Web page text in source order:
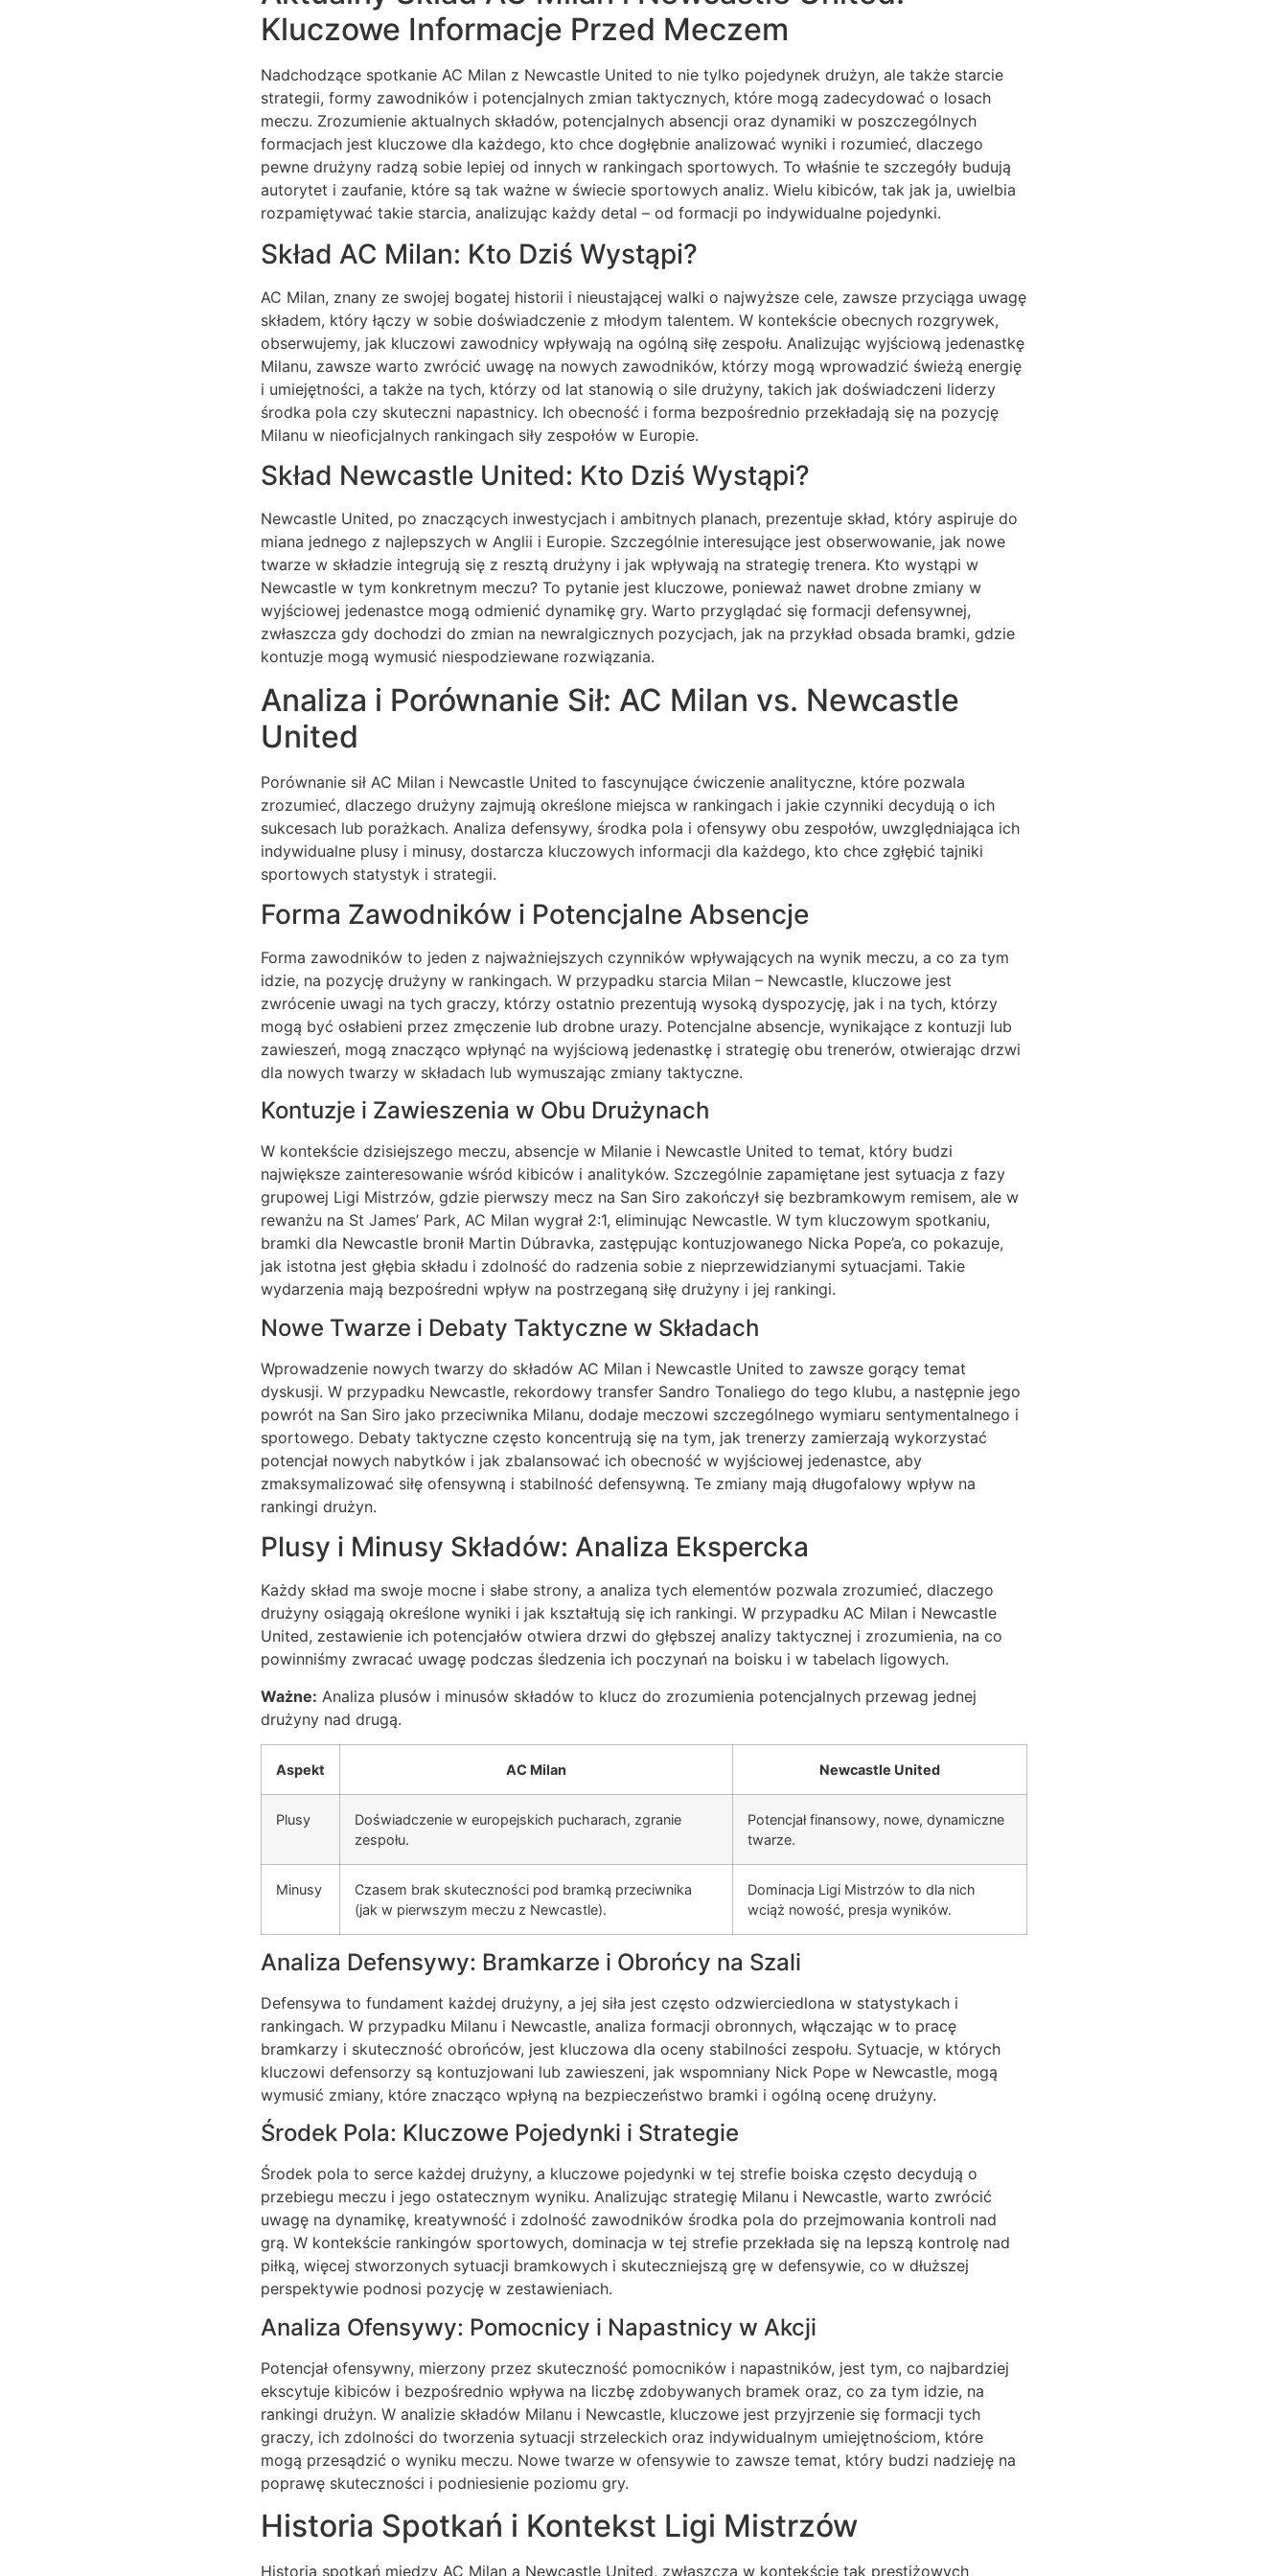
Kluczowe Informacje Przed Meczem
Nadchodzące spotkanie AC Milan z Newcastle United to nie tylko pojedynek drużyn, ale także starcie
strategii, formy zawodników i potencjalnych zmian taktycznych, które mogą zadecydować o losach
meczu. Zrozumienie aktualnych składów, potencjalnych absencji oraz dynamiki w poszczególnych
formacjach jest kluczowe dla każdego, kto chce dogłębnie analizować wyniki i rozumieć, dlaczego
pewne drużyny radzą sobie lepiej od innych w rankingach sportowych. To właśnie te szczegóły budują
autorytet i zaufanie, które są tak ważne w świecie sportowych analiz. Wielu kibiców, tak jak ja, uwielbia
rozpamiętywać takie starcia, analizując każdy detal – od formacji po indywidualne pojedynki.
Skład AC Milan: Kto Dziś Wystąpi?
AC Milan, znany ze swojej bogatej historii i nieustającej walki o najwyższe cele, zawsze przyciąga uwagę
składem, który łączy w sobie doświadczenie z młodym talentem. W kontekście obecnych rozgrywek,
obserwujemy, jak kluczowi zawodnicy wpływają na ogólną siłę zespołu. Analizując wyjściową jedenastkę
Milanu, zawsze warto zwrócić uwagę na nowych zawodników, którzy mogą wprowadzić świeżą energię
i umiejętności, a także na tych, którzy od lat stanowią o sile drużyny, takich jak doświadczeni liderzy
środka pola czy skuteczni napastnicy. Ich obecność i forma bezpośrednio przekładają się na pozycję
Milanu w nieoficjalnych rankingach siły zespołów w Europie.
Skład Newcastle United: Kto Dziś Wystąpi?
Newcastle United, po znaczących inwestycjach i ambitnych planach, prezentuje skład, który aspiruje do
miana jednego z najlepszych w Anglii i Europie. Szczególnie interesujące jest obserwowanie, jak nowe
twarze w składzie integrują się z resztą drużyny i jak wpływają na strategię trenera. Kto wystąpi w
Newcastle w tym konkretnym meczu? To pytanie jest kluczowe, ponieważ nawet drobne zmiany w
wyjściowej jedenastce mogą odmienić dynamikę gry. Warto przyglądać się formacji defensywnej,
zwłaszcza gdy dochodzi do zmian na newralgicznych pozycjach, jak na przykład obsada bramki, gdzie
kontuzje mogą wymusić niespodziewane rozwiązania.
Analiza i Porównanie Sił: AC Milan vs. Newcastle
United
Porównanie sił AC Milan i Newcastle United to fascynujące ćwiczenie analityczne, które pozwala
zrozumieć, dlaczego drużyny zajmują określone miejsca w rankingach i jakie czynniki decydują o ich
sukcesach lub porażkach. Analiza defensywy, środka pola i ofensywy obu zespołów, uwzględniająca ich
indywidualne plusy i minusy, dostarcza kluczowych informacji dla każdego, kto chce zgłębić tajniki
sportowych statystyk i strategii.
Forma Zawodników i Potencjalne Absencje
Forma zawodników to jeden z najważniejszych czynników wpływających na wynik meczu, a co za tym
idzie, na pozycję drużyny w rankingach. W przypadku starcia Milan – Newcastle, kluczowe jest
zwrócenie uwagi na tych graczy, którzy ostatnio prezentują wysoką dyspozycję, jak i na tych, którzy
mogą być osłabieni przez zmęczenie lub drobne urazy. Potencjalne absencje, wynikające z kontuzji lub
zawieszeń, mogą znacząco wpłynąć na wyjściową jedenastkę i strategię obu trenerów, otwierając drzwi
dla nowych twarzy w składach lub wymuszając zmiany taktyczne.
Kontuzje i Zawieszenia w Obu Drużynach
W kontekście dzisiejszego meczu, absencje w Milanie i Newcastle United to temat, który budzi
największe zainteresowanie wśród kibiców i analityków. Szczególnie zapamiętane jest sytuacja z fazy
grupowej Ligi Mistrzów, gdzie pierwszy mecz na San Siro zakończył się bezbramkowym remisem, ale w
rewanżu na St James’ Park, AC Milan wygrał 2:1, eliminując Newcastle. W tym kluczowym spotkaniu,
bramki dla Newcastle bronił Martin Dúbravka, zastępując kontuzjowanego Nicka Pope’a, co pokazuje,
jak istotna jest głębia składu i zdolność do radzenia sobie z nieprzewidzianymi sytuacjami. Takie
wydarzenia mają bezpośredni wpływ na postrzeganą siłę drużyny i jej rankingi.
Nowe Twarze i Debaty Taktyczne w Składach
Wprowadzenie nowych twarzy do składów AC Milan i Newcastle United to zawsze gorący temat
dyskusji. W przypadku Newcastle, rekordowy transfer Sandro Tonaliego do tego klubu, a następnie jego
powrót na San Siro jako przeciwnika Milanu, dodaje meczowi szczególnego wymiaru sentymentalnego i
sportowego. Debaty taktyczne często koncentrują się na tym, jak trenerzy zamierzają wykorzystać
potencjał nowych nabytków i jak zbalansować ich obecność w wyjściowej jedenastce, aby
zmaksymalizować siłę ofensywną i stabilność defensywną. Te zmiany mają długofalowy wpływ na
rankingi drużyn.
Plusy i Minusy Składów: Analiza Ekspercka
Każdy skład ma swoje mocne i słabe strony, a analiza tych elementów pozwala zrozumieć, dlaczego
drużyny osiągają określone wyniki i jak kształtują się ich rankingi. W przypadku AC Milan i Newcastle
United, zestawienie ich potencjałów otwiera drzwi do głębszej analizy taktycznej i zrozumienia, na co
powinniśmy zwracać uwagę podczas śledzenia ich poczynań na boisku i w tabelach ligowych.
Ważne: Analiza plusów i minusów składów to klucz do zrozumienia potencjalnych przewag jednej
drużyny nad drugą.
Aspekt AC Milan Newcastle United
Plusy
Doświadczenie w europejskich pucharach, zgranie
zespołu.
Potencjał finansowy, nowe, dynamiczne
twarze.
Minusy
Czasem brak skuteczności pod bramką przeciwnika
(jak w pierwszym meczu z Newcastle).
Dominacja Ligi Mistrzów to dla nich
wciąż nowość, presja wyników.
Analiza Defensywy: Bramkarze i Obrońcy na Szali
Defensywa to fundament każdej drużyny, a jej siła jest często odzwierciedlona w statystykach i
rankingach. W przypadku Milanu i Newcastle, analiza formacji obronnych, włączając w to pracę
bramkarzy i skuteczność obrońców, jest kluczowa dla oceny stabilności zespołu. Sytuacje, w których
kluczowi defensorzy są kontuzjowani lub zawieszeni, jak wspomniany Nick Pope w Newcastle, mogą
wymusić zmiany, które znacząco wpłyną na bezpieczeństwo bramki i ogólną ocenę drużyny.
Środek Pola: Kluczowe Pojedynki i Strategie
Środek pola to serce każdej drużyny, a kluczowe pojedynki w tej strefie boiska często decydują o
przebiegu meczu i jego ostatecznym wyniku. Analizując strategię Milanu i Newcastle, warto zwrócić
uwagę na dynamikę, kreatywność i zdolność zawodników środka pola do przejmowania kontroli nad
grą. W kontekście rankingów sportowych, dominacja w tej strefie przekłada się na lepszą kontrolę nad
piłką, więcej stworzonych sytuacji bramkowych i skuteczniejszą grę w defensywie, co w dłuższej
perspektywie podnosi pozycję w zestawieniach.
Analiza Ofensywy: Pomocnicy i Napastnicy w Akcji
Potencjał ofensywny, mierzony przez skuteczność pomocników i napastników, jest tym, co najbardziej
ekscytuje kibiców i bezpośrednio wpływa na liczbę zdobywanych bramek oraz, co za tym idzie, na
rankingi drużyn. W analizie składów Milanu i Newcastle, kluczowe jest przyjrzenie się formacji tych
graczy, ich zdolności do tworzenia sytuacji strzeleckich oraz indywidualnym umiejętnościom, które
mogą przesądzić o wyniku meczu. Nowe twarze w ofensywie to zawsze temat, który budzi nadzieję na
poprawę skuteczności i podniesienie poziomu gry.
Historia Spotkań i Kontekst Ligi Mistrzów
Historia spotkań między AC Milan a Newcastle United, zwłaszcza w kontekście tak prestiżowych